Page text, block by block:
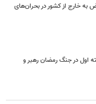
به خارج از کشور در بحران‌های
اول در جنگ رمضان رهبر و